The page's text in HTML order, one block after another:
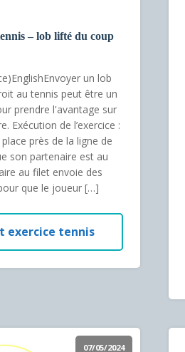
– lob lifté du coup
un lob
au tennis peut être un
prendre l'avantage sur
Exécution de l’exercice :
près de la ligne de
son partenaire est au
au filet envoie des
que le joueur […]
exercice tennis
07/05/2024